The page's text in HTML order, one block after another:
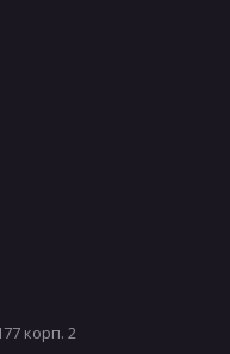
корп. 2